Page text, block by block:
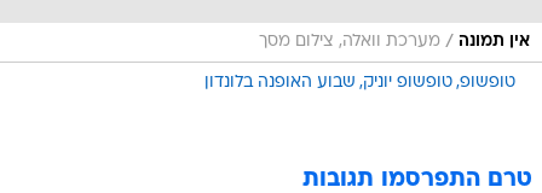
אין תמונה / מערכת וואלה, צילום מסך
טופשופ טופשופ יוניק שבוע האופנה בלונדון
טרם התפרסמו תגובות